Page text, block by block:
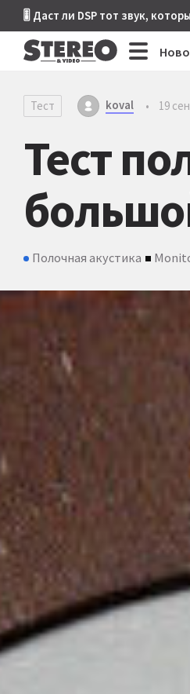
🎚 Даст ли DSP тот звук,
Тест koval • 19
Тест
Полочная акустика